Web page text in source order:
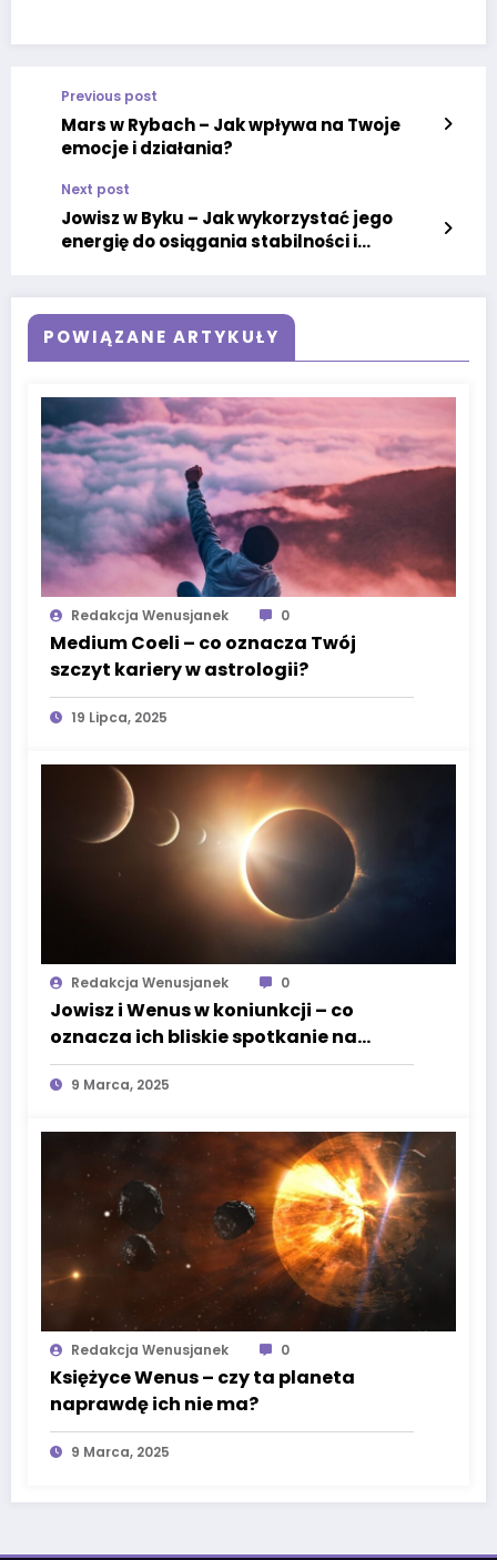
Previous post
Mars w Rybach – Jak wpływa na Twoje
emocje i działania?
Next post
Jowisz w Byku – Jak wykorzystać jego
energię do osiągania stabilności i
POWIĄZANE ARTYKUŁY
Redakcja Wenusjanek 0
Medium Coeli – co oznacza Twój
szczyt kariery w astrologii?
19 Lipca, 2025
Redakcja Wenusjanek 0
Jowisz i Wenus w koniunkcji – co
oznacza ich bliskie spotkanie na
niebie?
9 Marca, 2025
Redakcja Wenusjanek 0
Księżyce Wenus – czy ta planeta
naprawdę ich nie ma?
9 Marca, 2025